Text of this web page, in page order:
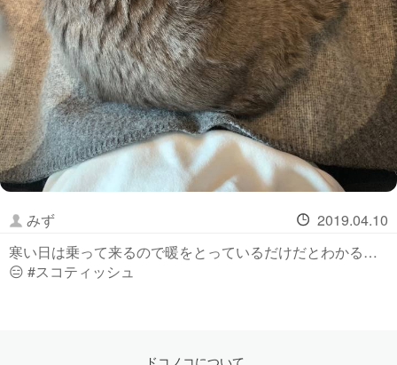
みず
2019.04.10
寒い日は乗って来るので暖をとっているだけだとわかる…
😑 #スコティッシュ